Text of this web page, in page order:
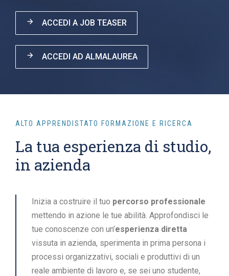
ACCEDI A JOB TEASER
ACCEDI AD ALMALAUREA
ALTO APPRENDISTATO FORMAZIONE E RICERCA
La tua esperienza di studio,
in azienda
Inizia a costruire il tuo percorso professionale
mettendo in azione le tue abilità. Approfondisci le
tue conoscenze con un’esperienza diretta
vissuta in azienda, sperimenta in prima persona i
processi organizzativi, sociali e produttivi di un
reale ambiente di lavoro e, se sei uno studente,